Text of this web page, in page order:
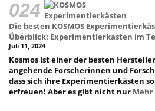
Die besten KOSMOS
Überblick: Experimentierkasten im
Juli 11, 2024
Kosmos ist einer der besten
angehende Forscherinnen und
dass sich ihre Experimentierkästen
erfreuen! Aber es gibt nicht nur Mehr